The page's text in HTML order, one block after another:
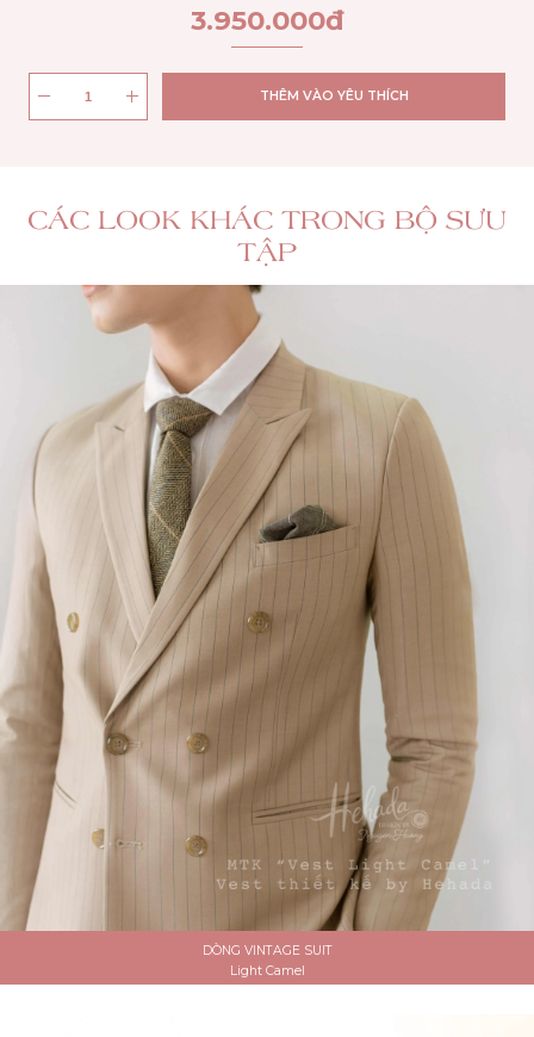
3.950.000đ
THÊM VÀO YÊU THÍCH
CÁC LOOK KHÁC TRONG BỘ SƯU
TẬP
DÒNG VINTAGE SUIT
Light Camel